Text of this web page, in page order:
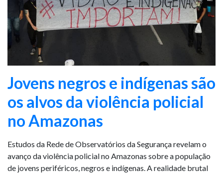
Jovens negros e indígenas são
os alvos da violência policial
no Amazonas
Estudos da Rede de Observatórios da Segurança revelam o
avanço da violência policial no Amazonas sobre a população
de jovens periféricos, negros e indígenas. A realidade brutal